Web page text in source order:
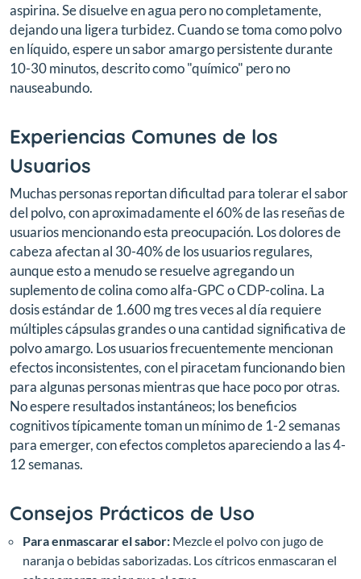
aspirina. Se disuelve en agua pero no completamente,
dejando una ligera turbidez. Cuando se toma como polvo
en líquido, espere un sabor amargo persistente durante
10-30 minutos, descrito como "químico" pero no
nauseabundo.
Experiencias Comunes de los
Usuarios
Muchas personas reportan dificultad para tolerar el sabor
del polvo, con aproximadamente el 60% de las reseñas de
usuarios mencionando esta preocupación. Los dolores de
cabeza afectan al 30-40% de los usuarios regulares,
aunque esto a menudo se resuelve agregando un
suplemento de colina como alfa-GPC o CDP-colina. La
dosis estándar de 1.600 mg tres veces al día requiere
múltiples cápsulas grandes o una cantidad significativa de
polvo amargo. Los usuarios frecuentemente mencionan
efectos inconsistentes, con el piracetam funcionando bien
para algunas personas mientras que hace poco por otras.
No espere resultados instantáneos; los beneficios
cognitivos típicamente toman un mínimo de 1-2 semanas
para emerger, con efectos completos apareciendo a las 4-
12 semanas.
Consejos Prácticos de Uso
Para enmascarar el sabor: Mezcle el polvo con jugo de
naranja o bebidas saborizadas. Los cítricos enmascaran el